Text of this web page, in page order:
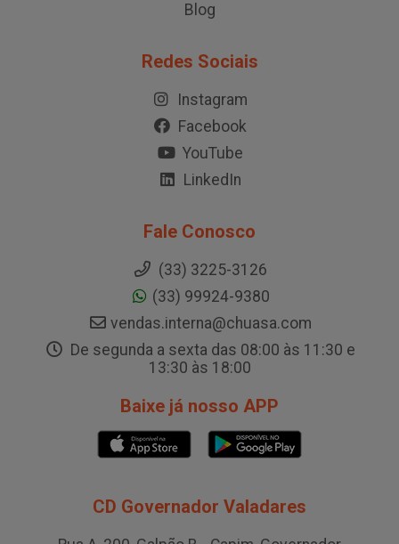
Blog
Redes Sociais
Instagram
Facebook
YouTube
LinkedIn
Fale Conosco
(33) 3225-3126
(33) 99924-9380
vendas.interna@chuasa.com
De segunda a sexta das 08:00 às 11:30 e
13:30 às 18:00
Baixe já nosso APP
CD Governador Valadares